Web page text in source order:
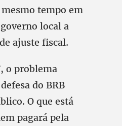
tempo em
local a
ajuste fiscal.
o problema
do BRB
O que está
pagará pela